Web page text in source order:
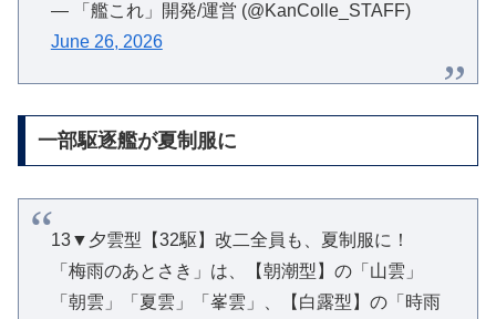
— 「艦これ」開発/運営 (@KanColle_STAFF)
June 26, 2026
一部駆逐艦が夏制服に
13▼夕雲型【32駆】改二全員も、夏制服に！
「梅雨のあとさき」は、【朝潮型】の「山雲」
「朝雲」「夏雲」「峯雲」、【白露型】の「時雨